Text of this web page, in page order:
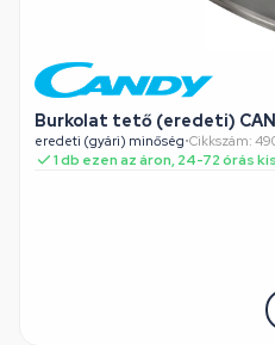
Burkolat tető (eredeti)
eredeti (gyári) minőség•Cikkszám:
1 db ezen az áron, 24-72 órás